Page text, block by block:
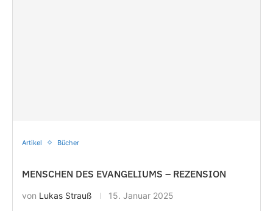
Artikel Bücher
MENSCHEN DES EVANGELIUMS – REZENSION
von Lukas Strauß 15. Januar 2025